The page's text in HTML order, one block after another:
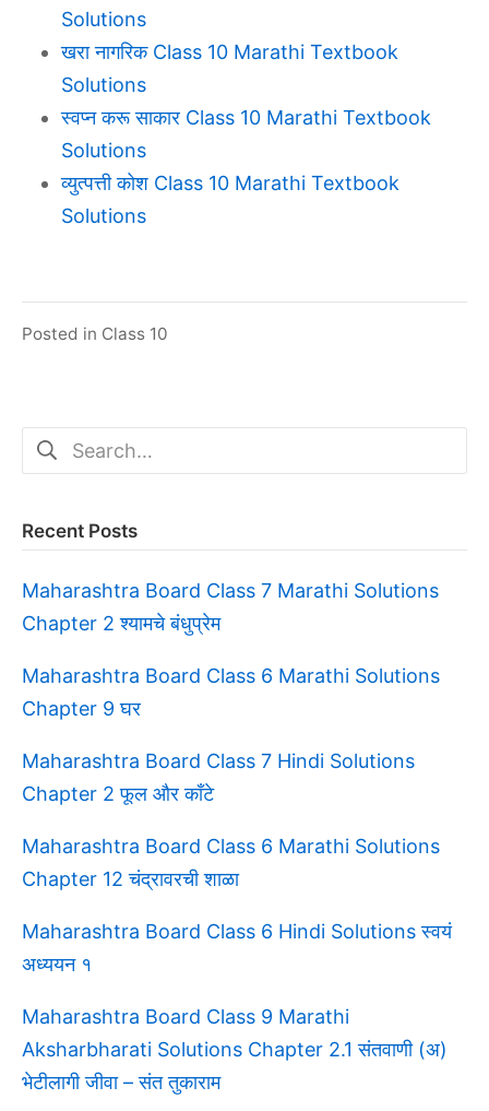
Solutions
खरा नागरिक Class 10 Marathi Textbook
Solutions
स्वप्न करू साकार Class 10 Marathi Textbook
Solutions
व्युत्पत्ती कोश Class 10 Marathi Textbook
Solutions
Posted in Class 10
Search
for:
Recent Posts
Maharashtra Board Class 7 Marathi Solutions
Chapter 2 श्यामचे बंधुप्रेम
Maharashtra Board Class 6 Marathi Solutions
Chapter 9 घर
Maharashtra Board Class 7 Hindi Solutions
Chapter 2 फूल और काँटे
Maharashtra Board Class 6 Marathi Solutions
Chapter 12 चंद्रावरची शाळा
Maharashtra Board Class 6 Hindi Solutions स्वयं
अध्ययन १
Maharashtra Board Class 9 Marathi
Aksharbharati Solutions Chapter 2.1 संतवाणी (अ)
भेटीलागी जीवा – संत तुकाराम